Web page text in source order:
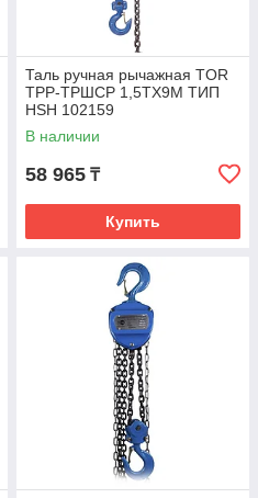
Таль ручная рычажная TOR
ТРР-ТРШСР 1,5ТХ9М ТИП
HSH 102159
В наличии
58 965 ₸
Купить